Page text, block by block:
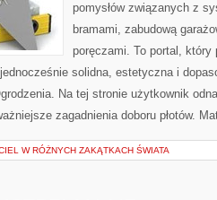
pomysłów związanych z
bramami, zabudową
poręczami. To portal, który
solidna, estetyczna i
Na tej stronie użytkownik
zagadnienia doboru płotów.
W RÓŻNYCH ZAKĄTKACH ŚWIATA